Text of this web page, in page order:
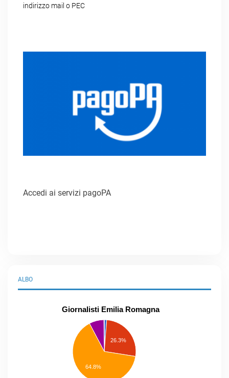
indirizzo mail o PEC
Accedi ai servizi pagoPA
ALBO
Giornalisti Emilia Romagna
26.3%
64.8%